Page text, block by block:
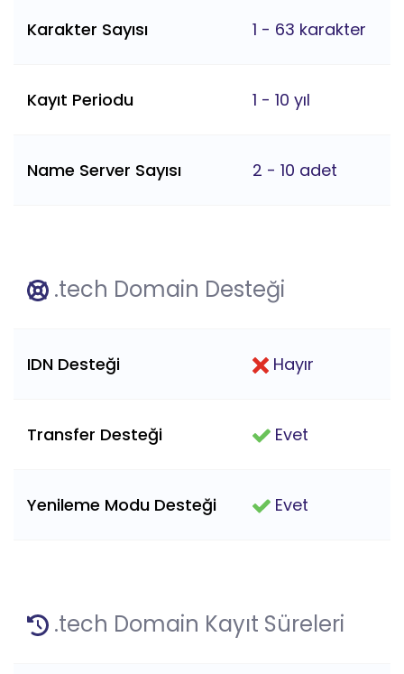
Karakter Sayısı 1 - 63 karakter
Kayıt Periodu 1 - 10 yıl
Name Server Sayısı 2 - 10 adet
.tech Domain Desteği
IDN Desteği Hayır
Transfer Desteği Evet
Yenileme Modu Desteği Evet
.tech Domain Kayıt Süreleri